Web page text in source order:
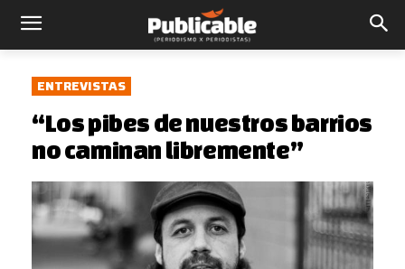
ENTREVISTAS
“Los pibes de nuestros barrios
no caminan libremente”